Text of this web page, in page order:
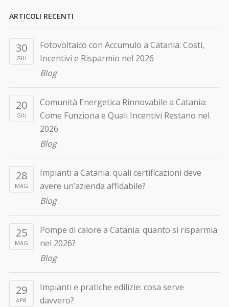
ARTICOLI RECENTI
30
GIU
Fotovoltaico con Accumulo a Catania: Costi,
Incentivi e Risparmio nel 2026
Blog
20
GIU
Comunità Energetica Rinnovabile a Catania:
Come Funziona e Quali Incentivi Restano nel
2026
Blog
28
MAG
Impianti a Catania: quali certificazioni deve
avere un’azienda affidabile?
Blog
25
MAG
Pompe di calore a Catania: quanto si risparmia
nel 2026?
Blog
29
APR
Impianti e pratiche edilizie: cosa serve
davvero?